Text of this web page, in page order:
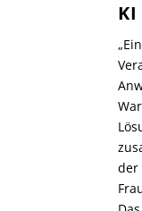
KI
der